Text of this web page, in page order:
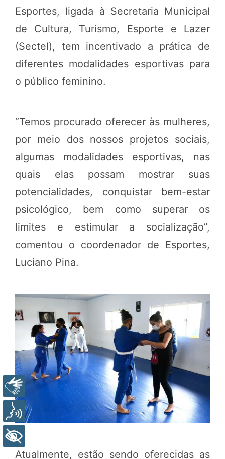
Esportes, ligada à Secretaria Municipal
de Cultura, Turismo, Esporte e Lazer
(Sectel), tem incentivado a prática de
diferentes modalidades esportivas para
o público feminino.
“Temos procurado oferecer às mulheres,
por meio dos nossos projetos sociais,
algumas modalidades esportivas, nas
quais elas possam mostrar suas
potencialidades, conquistar bem-estar
psicológico, bem como superar os
limites e estimular a socialização”,
comentou o coordenador de Esportes,
Luciano Pina.
Atualmente, estão sendo oferecidas as
Libras